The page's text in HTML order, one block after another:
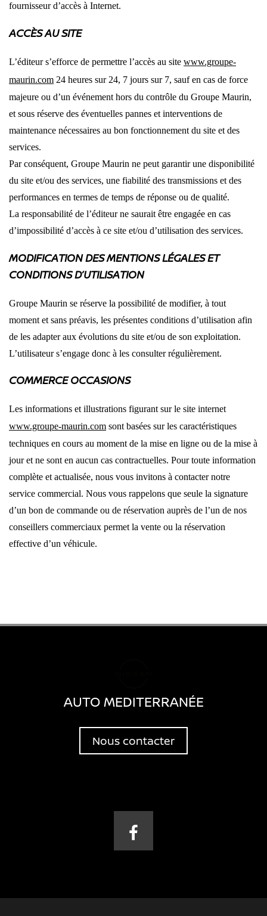
fournisseur d’accès à Internet.
ACCÈS AU SITE
L’éditeur s’efforce de permettre l’accès au site www.groupe-
maurin.com 24 heures sur 24, 7 jours sur 7, sauf en cas de force
majeure ou d’un événement hors du contrôle du Groupe Maurin,
et sous réserve des éventuelles pannes et interventions de
maintenance nécessaires au bon fonctionnement du site et des
services.
Par conséquent, Groupe Maurin ne peut garantir une disponibilité
du site et/ou des services, une fiabilité des transmissions et des
performances en termes de temps de réponse ou de qualité.
La responsabilité de l’éditeur ne saurait être engagée en cas
d’impossibilité d’accès à ce site et/ou d’utilisation des services.
MODIFICATION DES MENTIONS LÉGALES ET
CONDITIONS D’UTILISATION
Groupe Maurin se réserve la possibilité de modifier, à tout
moment et sans préavis, les présentes conditions d’utilisation afin
de les adapter aux évolutions du site et/ou de son exploitation.
L’utilisateur s’engage donc à les consulter régulièrement.
COMMERCE OCCASIONS
Les informations et illustrations figurant sur le site internet
www.groupe-maurin.com sont basées sur les caractéristiques
techniques en cours au moment de la mise en ligne ou de la mise à
jour et ne sont en aucun cas contractuelles. Pour toute information
complète et actualisée, nous vous invitons à contacter notre
service commercial. Nous vous rappelons que seule la signature
d’un bon de commande ou de réservation auprès de l’un de nos
conseillers commerciaux permet la vente ou la réservation
effective d’un véhicule.
AUTO MEDITERRANÉE
Nous contacter